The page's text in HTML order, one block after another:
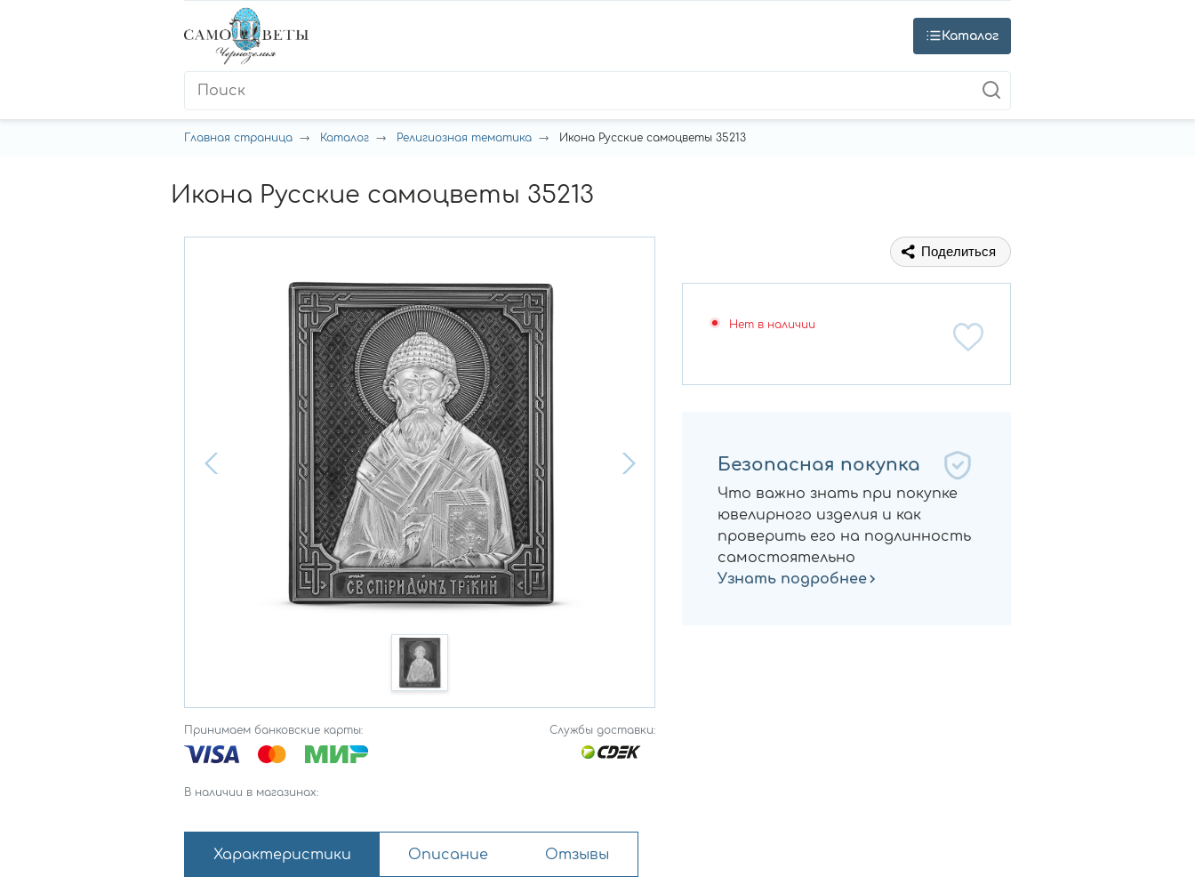
Каталог
Главная страница Каталог Религиозная тематика Икона Русские самоцветы 35213
Икона Русские самоцветы 35213
Принимаем банковские карты: Службы доставки:
В наличии в магазинах:
Поделиться
Нет в наличии
Безопасная покупка
Что важно знать при покупке
ювелирного изделия и как
проверить его на подлинность
самостоятельно
Узнать подробнее
Характеристики Описание Отзывы